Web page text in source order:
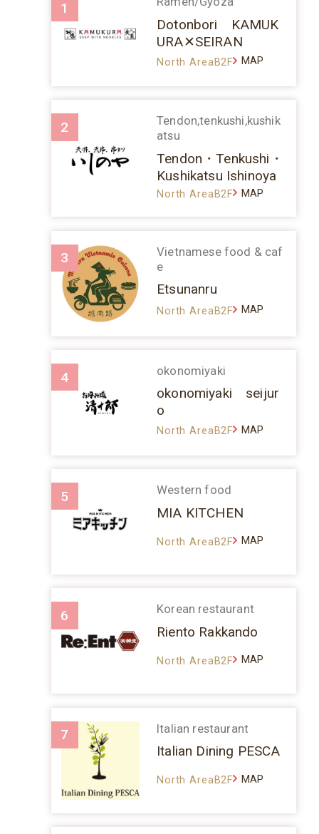
1
Dotonbori KAMUK
URA✕SEIRAN
North AreaB2F MAP
2
Tendon,tenkushi,kushik
atsu
Tendon・Tenkushi・
Kushikatsu Ishinoya
North AreaB2F MAP
3
Vietnamese food & caf
e
Etsunanru
North AreaB2F MAP
4 okonomiyaki
okonomiyaki seijur
o
North AreaB2F MAP
5 Western food
MIA KITCHEN
North AreaB2F MAP
6 Korean restaurant
Riento Rakkando
North AreaB2F MAP
7 Italian restaurant
Italian Dining PESCA
North AreaB2F MAP